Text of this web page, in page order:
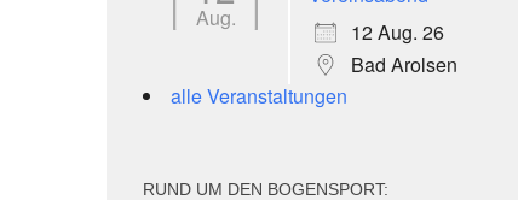
Aug.
12 Aug. 26
Bad Arolsen
alle Veranstaltungen
RUND UM DEN BOGENSPORT: